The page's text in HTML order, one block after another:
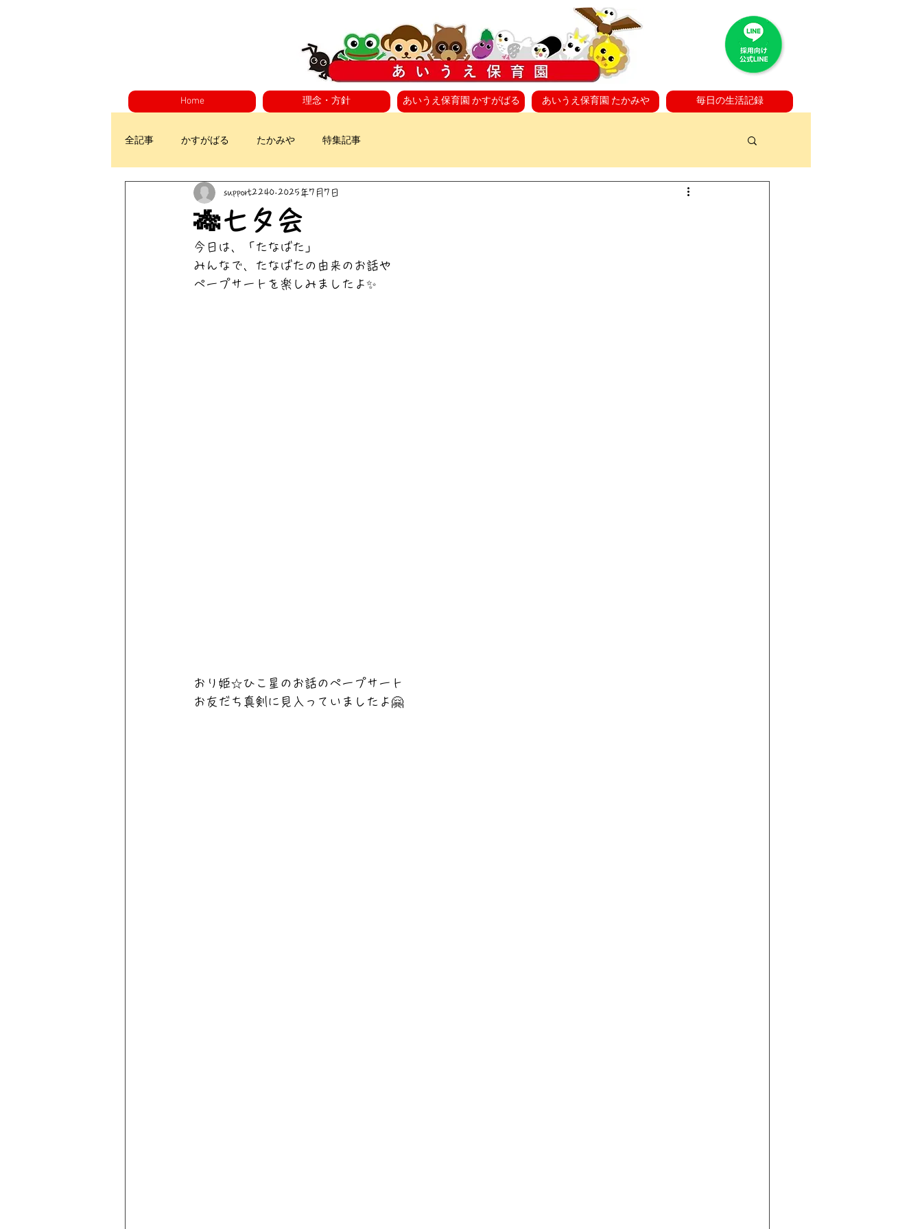
Home 理念・方針 あいうえ保育園 かすがばる あいうえ保育園 たかみや 毎日の生活記録
全記事 かすがばる たかみや 特集記事
🎋七夕会
support2240 2025年7月7日
今日は、「たなばた」
みんなで、たなばたの由来のお話や
ペープサートを楽しみましたよ✨
おり姫☆ひこ星のお話のペープサート
お友だち真剣に見入っていましたよ🤗